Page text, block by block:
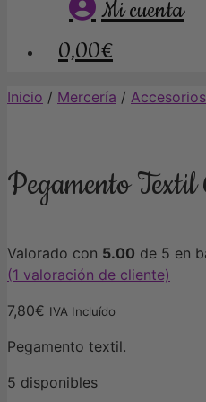
Mi cuenta
0,00€
Inicio / Mercería /
Pegamento
Valorado con 5.00 de 5 en
(1 valoración de cliente)
7,80€ IVA Incluído
Pegamento textil.
5 disponibles